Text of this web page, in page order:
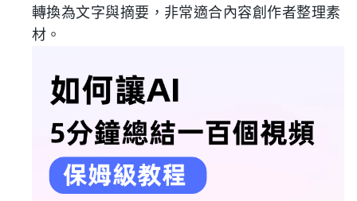
轉換為文字與摘要，非常適合內容創作者整理素
材。